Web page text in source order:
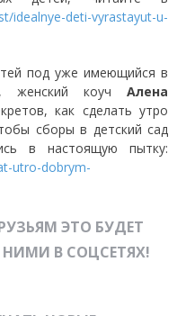
idealnye-deti-vyrastayut-u-
под уже имеющийся в
женский коуч Алена
как сделать утро
сборы в детский сад
в настоящую пытку:
utro-dobrym-
ЭТО БУДЕТ
В СОЦСЕТЯХ!